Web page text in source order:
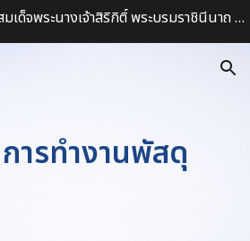
สถิตในใจตราบนิรันดร์ ✦ สมเด็จพระนางเจ้าสิริกิติ์ พระบรมราชินีนาถ พระบรมราชชนนีพันปีหลวง ✦
ารทำงานพัสดุ